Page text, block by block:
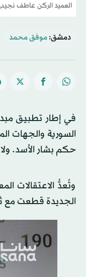
العميد الركن عاطف
دمشق: موفق محمد
في إطار تطبيق
السورية والجهات
حكم بشار الأسد.
وتُعدُّ الاعتقالات
الجديدة قطعت مع